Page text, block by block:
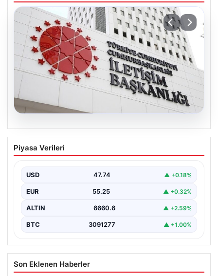
07.08.2026
DMM’den Mekke Ortak Savunma Paktı
Hakkındaki İddialara Resmi Yanıt
Suudi Arabistan ve Pakistan arasında imzalandığı
belirtilen Mekke Ortak…
Piyasa Verileri
USD 47.74 ▲ +0.18%
EUR 55.25 ▲ +0.32%
ALTIN 6660.6 ▲ +2.59%
BTC 3091277 ▲ +1.00%
Son Eklenen Haberler